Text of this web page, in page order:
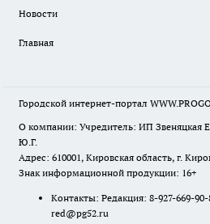
Новости
Главная
Городской интернет-портал
О компании: Учредитель: ИП Звеняцкая
Ю.Г.
Адрес: 610001, Кировская область, г.
Знак информационной продукции: 16+
Контакты: Редакция: 8-927-669-
red@pg52.ru